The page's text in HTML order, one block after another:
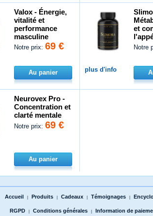
Valox - Énergie,
vitalité et
performance
masculine
Notre prix:69 €
Au panier
et
Notre
plus d'info
Neurovex Pro -
Concentration et
clarté mentale
Notre prix:69 €
Au panier
Accueil | Produits | Cadeaux | Témoignages |
RGPD | Conditions générales | Information de